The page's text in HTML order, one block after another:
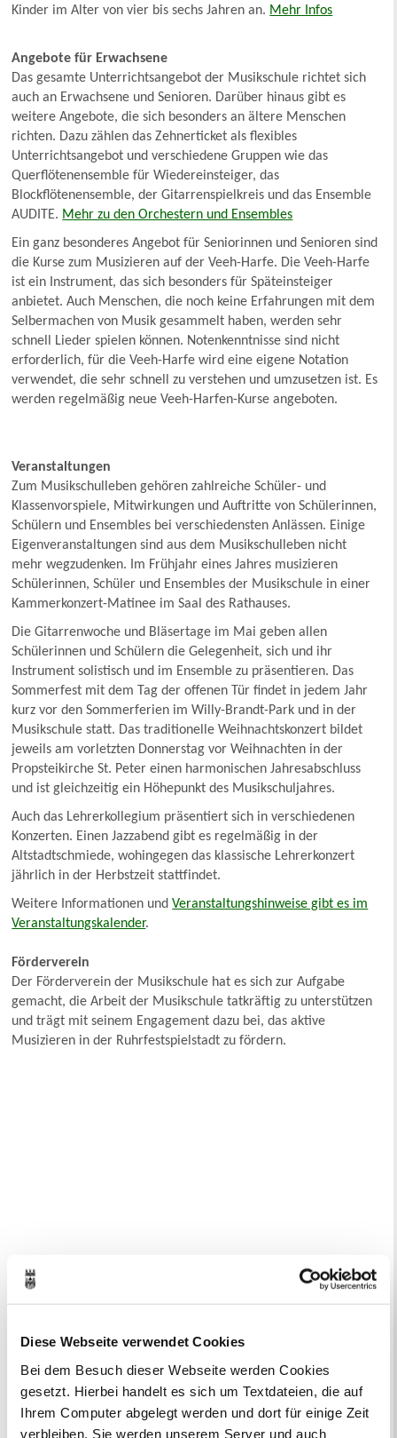
Diese Webseite verwendet Cookies
Bei dem Besuch dieser Webseite werden Cookies
gesetzt. Hierbei handelt es sich um Textdateien, die auf
Ihrem Computer abgelegt werden und dort für einige Zeit
verbleiben. Sie werden unserem Server und auch
Kinder im Alter von vier bis sechs Jahren an. Mehr Infos
Angebote für Erwachsene
Das gesamte Unterrichtsangebot der Musikschule richtet sich
auch an Erwachsene und Senioren. Darüber hinaus gibt es
weitere Angebote, die sich besonders an ältere Menschen
richten. Dazu zählen das Zehnerticket als flexibles
Unterrichtsangebot und verschiedene Gruppen wie das
Querflötenensemble für Wiedereinsteiger, das
Blockflötenensemble, der Gitarrenspielkreis und das Ensemble
AUDITE. Mehr zu den Orchestern und Ensembles
Ein ganz besonderes Angebot für Seniorinnen und Senioren sind
die Kurse zum Musizieren auf der Veeh-Harfe. Die Veeh-Harfe
ist ein Instrument, das sich besonders für Späteinsteiger
anbietet. Auch Menschen, die noch keine Erfahrungen mit dem
Selbermachen von Musik gesammelt haben, werden sehr
schnell Lieder spielen können. Notenkenntnisse sind nicht
erforderlich, für die Veeh-Harfe wird eine eigene Notation
verwendet, die sehr schnell zu verstehen und umzusetzen ist. Es
werden regelmäßig neue Veeh-Harfen-Kurse angeboten.
Veranstaltungen
Zum Musikschulleben gehören zahlreiche Schüler- und
Klassenvorspiele, Mitwirkungen und Auftritte von Schülerinnen,
Schülern und Ensembles bei verschiedensten Anlässen. Einige
Eigenveranstaltungen sind aus dem Musikschulleben nicht
mehr wegzudenken. Im Frühjahr eines Jahres musizieren
Schülerinnen, Schüler und Ensembles der Musikschule in einer
Kammerkonzert-Matinee im Saal des Rathauses.
Die Gitarrenwoche und Bläsertage im Mai geben allen
Schülerinnen und Schülern die Gelegenheit, sich und ihr
Instrument solistisch und im Ensemble zu präsentieren. Das
Sommerfest mit dem Tag der offenen Tür findet in jedem Jahr
kurz vor den Sommerferien im Willy-Brandt-Park und in der
Musikschule statt. Das traditionelle Weihnachtskonzert bildet
jeweils am vorletzten Donnerstag vor Weihnachten in der
Propsteikirche St. Peter einen harmonischen Jahresabschluss
und ist gleichzeitig ein Höhepunkt des Musikschuljahres.
Auch das Lehrerkollegium präsentiert sich in verschiedenen
Konzerten. Einen Jazzabend gibt es regelmäßig in der
Altstadtschmiede, wohingegen das klassische Lehrerkonzert
jährlich in der Herbstzeit stattfindet.
Weitere Informationen undVeranstaltungshinweise gibt es im
Veranstaltungskalender.
Förderverein
Der Förderverein der Musikschule hat es sich zur Aufgabe
gemacht, die Arbeit der Musikschule tatkräftig zu unterstützen
und trägt mit seinem Engagement dazu bei, das aktive
Musizieren in der Ruhrfestspielstadt zu fördern.